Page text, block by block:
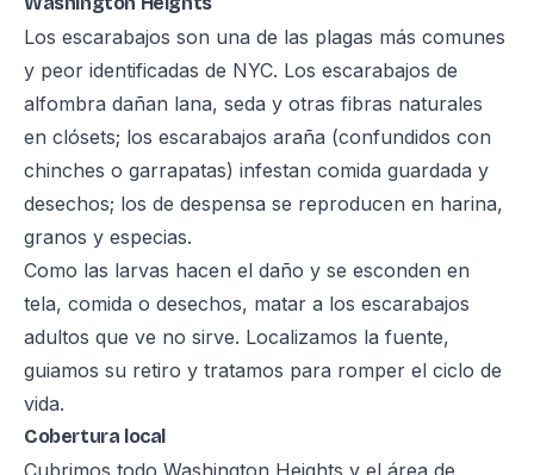
Los escarabajos son una de las plagas más comunes
y peor identificadas de NYC. Los escarabajos de
alfombra dañan lana, seda y otras fibras naturales
en clósets; los escarabajos araña (confundidos con
chinches o garrapatas) infestan comida guardada y
desechos; los de despensa se reproducen en harina,
granos y especias.
Como las larvas hacen el daño y se esconden en
tela, comida o desechos, matar a los escarabajos
adultos que ve no sirve. Localizamos la fuente,
guiamos su retiro y tratamos para romper el ciclo de
vida.
Cobertura local
Cubrimos todo Washington Heights y el área de